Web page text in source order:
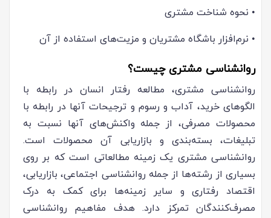
• نحوه شناخت مشتری
• نرم‌افزار باشگاه مشتریان و مزیت‌های استفاده از آن
روانشناسی مشتری چیست؟
روانشناسی مشتری، مطالعه رفتار انسان در رابطه با
الگوهای خرید، آداب و رسوم و ترجیحات آنها در رابطه با
محصولات مصرفی، از جمله واکنش‌های آنها نسبت به
تبلیغات، بسته‌بندی و بازاریابی آن محصولات است.
روانشناسی مشتری یک زمینه مطالعاتی است که بر روی
بسیاری از رشته‌ها از جمله روانشناسی اجتماعی، بازاریابی،
اقتصاد رفتاری و سایر زمینه‌ها برای کمک به درک
مصرف‌کنندگان تمرکز دارد. هدف مفاهیم روانشناسی